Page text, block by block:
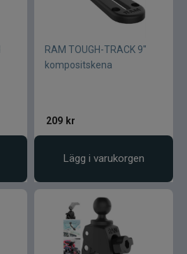
RAM TOUGH-TRACK 9"
kompositskena
209 kr
Lägg i varukorgen